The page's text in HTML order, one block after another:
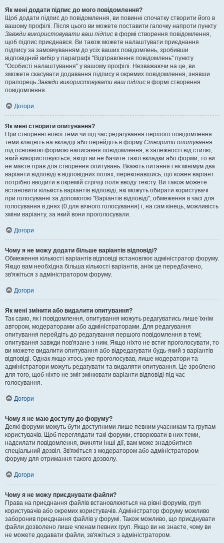
Як мені додати підпис до мого повідомлення?
Щоб додати підпис до повідомлення, ви повинні спочатку створити його в
вашому профілі. Після цього ви можете поставити галочку напроти пункту
Завжди використовувати ваш підпис в формі створення повідомлення,
щоб підпис приєднався. Ви також можете налаштувати приєднання
підпису за замовчуванням до усіх ваших повідомлень, зробивши
відповідний вибір у параграфі "Відправлення повідомлень" пункту
"Особисті налаштування" у вашому профілі. Незважаючи на це, ви
зможете скасувати додавання підпису в окремих повідомлення, знявши
прапорець Завжди використовувати ваш підпис в формі створення
повідомлення.
Догори
Як мені створити опитування?
При створенні нової теми чи під час редагування першого повідомлення
теми клацніть на вкладці або перейдіть в форму Створити опитування
під основною формою написання повідомлення, в залежності від стилю,
який використовується; якщо ви не бачите такої вкладки або форми, то ви
не маєте прав для створення опитувань. Вкажіть питання і як мінімум два
варіанти відповіді в відповідних полях, переконавшись, що кожен варіант
потрібно вводити в окремій стрічці поля вводу тексту. Ви також можете
встановити кількість варіантів відповіді, які можуть обирати користувачі
при голосуванні за допомогою "Варіантів відповіді", обмеження в часі для
голосування в днях (0 для вічного голосування) і, на сам кінець, можливість
зміни варіанту, за який вони проголосували.
Догори
Чому я не можу додати більше варіантів відповіді?
Обмеження кількості варіантів відповіді встановлює адміністратор форуму.
Якщо вам необхідна більша кількості варіантів, аніж це передбачено,
зв'яжіться з адміністратором форуму.
Догори
Як мені змінити або видалити опитування?
Так само, як і повідомлення, опитування можуть редагуватись лише їхнім
автором, модераторами або адміністраторами. Для редагування
опитування перейдіть до редагування першого повідомлення в темі;
опитування завжди пов'язане з ним. Якщо ніхто не встиг проголосувати, то
ви можете видалити опитування або відредагувати будь-який з варіантів
відповіді. Однак якщо хтось уже проголосував, лише модератори та
адміністратори можуть редагувати та видаляти опитування. Це зроблено
для того, щоб ніхто не зміг змінювати варіанти відповіді під час
голосування.
Догори
Чому я не маю доступу до форуму?
Деякі форуми можуть бути доступними лише певним учасникам та групам
користувачів. Щоб переглядати такі форуми, створювати в них теми,
надсилати повідомлення, вчиняти інші дії, вам може знадобитися
спеціальний дозвіл. Зв'яжіться з модератором або адміністратором
форуму для отримання такого дозволу.
Догори
Чому я не можу приєднувати файли?
Права на приєднання файлів встановлюються на рівні форумів, груп
користувачів або окремих користувачів. Адміністратор форуму можливо
заборонив приєднання файлів у форумі. Також можливо, що приєднувати
файли дозволено лише членам певних груп. Якщо ви не знаєте, чому ви
не можете додавати файли, зв'яжіться з адміністратором.